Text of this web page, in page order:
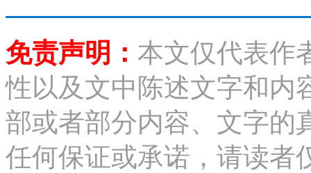
免责声明： 本文仅代表作
性以及文中陈述文字和内
部或者部分内容、文字的
任何保证或承诺，请读者